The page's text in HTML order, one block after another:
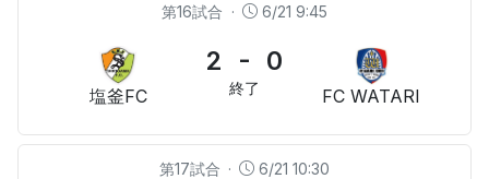
第16試合 · 6/21 9:45
塩釜FC
2 - 0
終了 FC WATARI
第17試合 · 6/21 10:30